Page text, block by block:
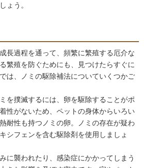
ょう。
長過程を通って、頻繁に繁殖する厄介な
繁殖を防ぐためにも、見つけたらすぐに
は、ノミの駆除補法についていくつかご
を撲滅するには、卵を駆除することがポ
性がないため、ペットの身体からいろい
耐性も持つノミの卵。ノミの存在が疑わ
シフェンを含む駆除剤を使用しましょ
に襲われたり、感染症にかかってしまう